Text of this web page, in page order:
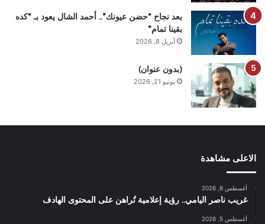
بعد نجاح “حضن عيونك”.. أحمد الشال يعود بـ “كده
بقينا تمام”
أبريل 8, 2026
(بدون عنوان)
يونيو 21, 2026
الاعلى مشاهدة
أغسطس 8, 2026
غريب ناصر اليامي.. رؤية إعلامية تُراهن على المحتوى الهادف
أغسطس 5, 2026